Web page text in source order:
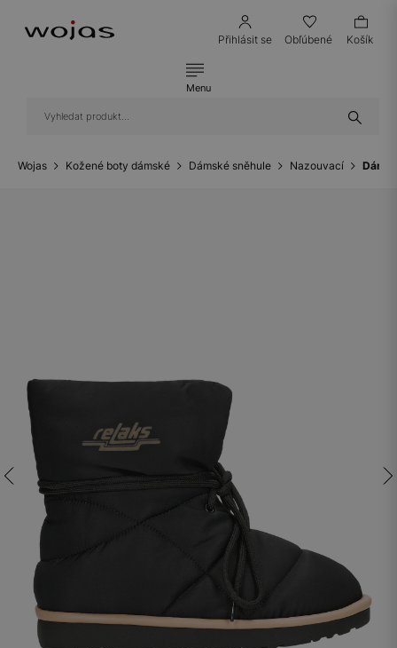
Přihlásit se Obľúbené Košík
Menu
Wojas Kožené boty dámské Dámské sněhule Nazouvací